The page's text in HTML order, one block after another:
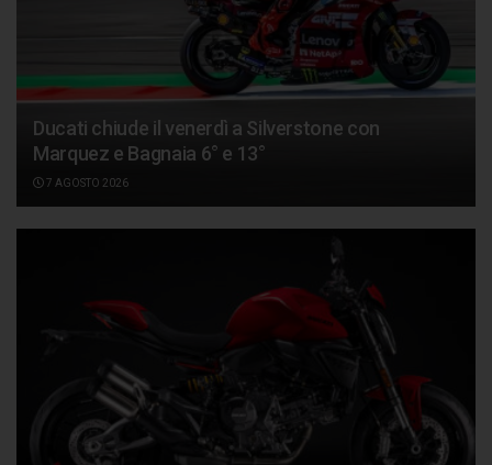
Ducati chiude il venerdì a Silverstone con
Marquez e Bagnaia 6° e 13°
7 AGOSTO 2026